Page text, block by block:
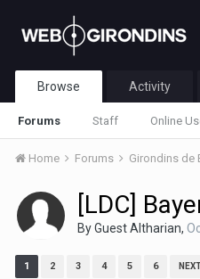
Browse
Forums Staff Online
Activity
Home Forums Girondins de
[LDC]
By Guest Altharian,
1 2 3 4 5 6